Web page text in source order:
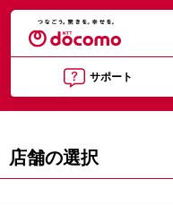
サポート
店舗の選択